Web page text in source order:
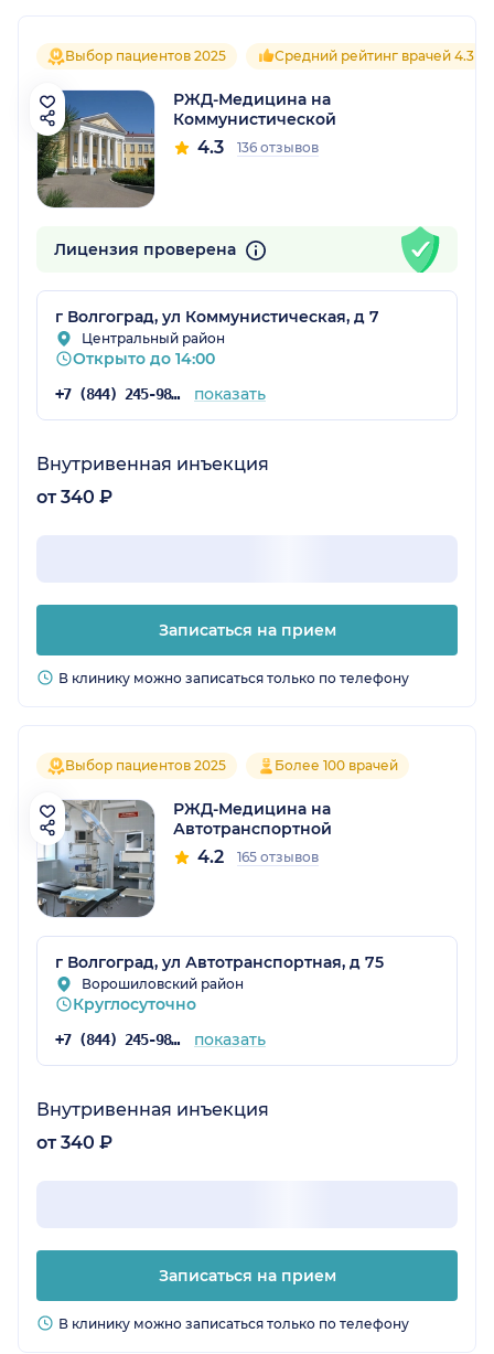
Выбор пациентов 2025 Средний рейтинг врачей 4.3
РЖД-Медицина на
Коммунистической
4.3 136 отзывов
Лицензия проверена
г Волгоград, ул Коммунистическая, д 7
Центральный район
Открыто до 14:00
+7 (844) 245-98-54 показать
Внутривенная инъекция
от 340 ₽
Записаться на прием
В клинику можно записаться только по телефону
Выбор пациентов 2025 Более 100 врачей
РЖД-Медицина на
Автотранспортной
4.2 165 отзывов
г Волгоград, ул Автотранспортная, д 75
Ворошиловский район
Круглосуточно
+7 (844) 245-98-54 показать
Внутривенная инъекция
от 340 ₽
Записаться на прием
В клинику можно записаться только по телефону